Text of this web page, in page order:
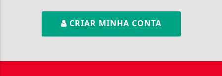
CRIAR MINHA CONTA